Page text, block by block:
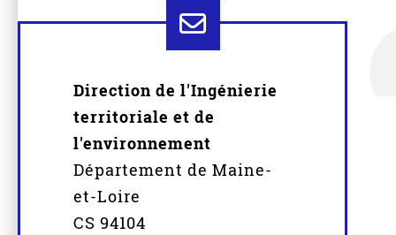
Direction de l'Ingénierie
territoriale et de
l'environnement
Département de Maine-
et-Loire
CS 94104